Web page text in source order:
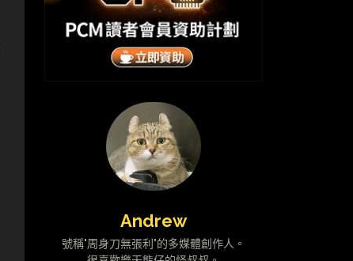
Andrew
號稱"周身刀無張利"的多媒體創作人。